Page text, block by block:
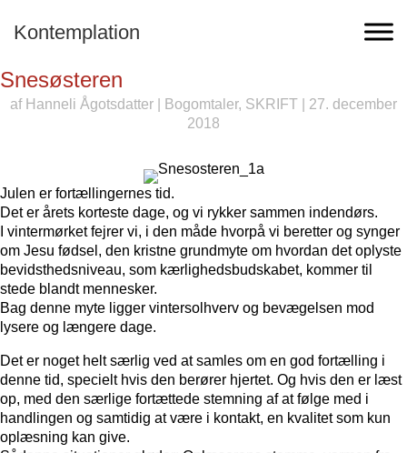
Kontemplation
Snesøsteren
af Hanneli Ågotsdatter Bogomtaler, SKRIFT | 27. december
2018
Julen er fortællingernes tid.
Det er årets korteste dage, og vi rykker sammen indendørs.
I vintermørket fejrer vi, i den måde hvorpå vi beretter og synger
om Jesu fødsel, den kristne grundmyte om hvordan det oplyste
bevidsthedsniveau, som kærlighedsbudskabet, kommer til
stede blandt mennesker.
Bag denne myte ligger vintersolhverv og bevægelsen mod
lysere og længere dage.
Det er noget helt særlig ved at samles om en god fortælling i
denne tid, specielt hvis den berører hjertet. Og hvis den er læst
op, med den særlige fortættede stemning af at følge med i
handlingen og samtidig at være i kontakt, en kvalitet som kun
oplæsning kan give.